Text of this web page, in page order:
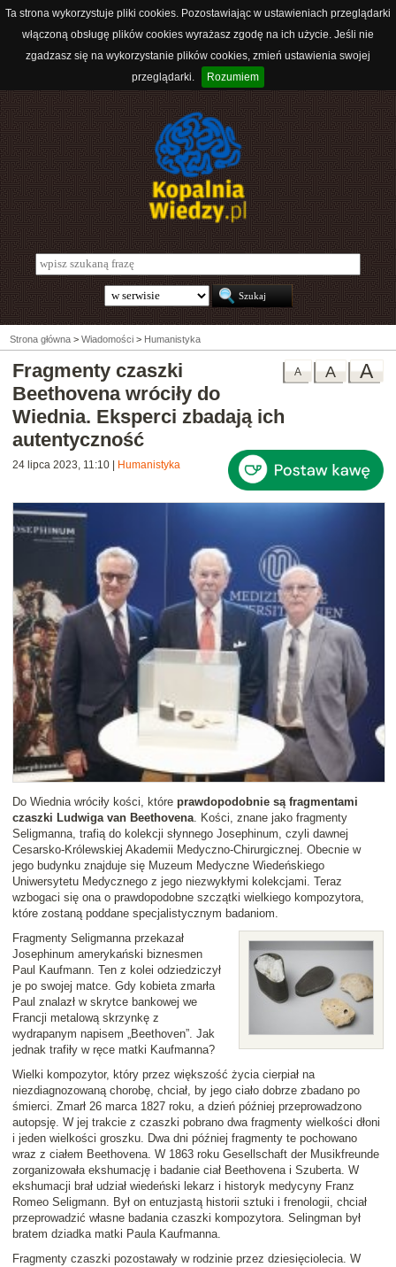
Ta strona wykorzystuje pliki cookies. Pozostawiając w ustawieniach przeglądarki
włączoną obsługę plików cookies wyrażasz zgodę na ich użycie. Jeśli nie
zgadzasz się na wykorzystanie plików cookies, zmień ustawienia swojej
przeglądarki.
Rozumiem
Strona główna > Wiadomości > Humanistyka
A
A
A
Fragmenty czaszki
Beethovena wróciły do
Wiednia. Eksperci zbadają ich
autentyczność
24 lipca 2023, 11:10 Humanistyka
Do Wiednia wróciły kości, które prawdopodobnie są fragmentami
czaszki Ludwiga van Beethovena. Kości, znane jako fragmenty
Seligmanna, trafią do kolekcji słynnego Josephinum, czyli dawnej
Cesarsko-Królewskiej Akademii Medyczno-Chirurgicznej. Obecnie w
jego budynku znajduje się Muzeum Medyczne Wiedeńskiego
Uniwersytetu Medycznego z jego niezwykłymi kolekcjami. Teraz
wzbogaci się ona o prawdopodobne szczątki wielkiego kompozytora,
które zostaną poddane specjalistycznym badaniom.
Fragmenty Seligmanna przekazał
Josephinum amerykański biznesmen
Paul Kaufmann. Ten z kolei odziedziczył
je po swojej matce. Gdy kobieta zmarła
Paul znalazł w skrytce bankowej we
Francji metalową skrzynkę z
wydrapanym napisem „Beethoven”. Jak
jednak trafiły w ręce matki Kaufmanna?
Wielki kompozytor, który przez większość życia cierpiał na
niezdiagnozowaną chorobę, chciał, by jego ciało dobrze zbadano po
śmierci. Zmarł 26 marca 1827 roku, a dzień później przeprowadzono
autopsję. W jej trakcie z czaszki pobrano dwa fragmenty wielkości dłoni
i jeden wielkości groszku. Dwa dni później fragmenty te pochowano
wraz z ciałem Beethovena. W 1863 roku Gesellschaft der Musikfreunde
zorganizowała ekshumację i badanie ciał Beethovena i Szuberta. W
ekshumacji brał udział wiedeński lekarz i historyk medycyny Franz
Romeo Seligmann. Był on entuzjastą historii sztuki i frenologii, chciał
przeprowadzić własne badania czaszki kompozytora. Selingman był
bratem dziadka matki Paula Kaufmanna.
Fragmenty czaszki pozostawały w rodzinie przez dziesięciolecia. W